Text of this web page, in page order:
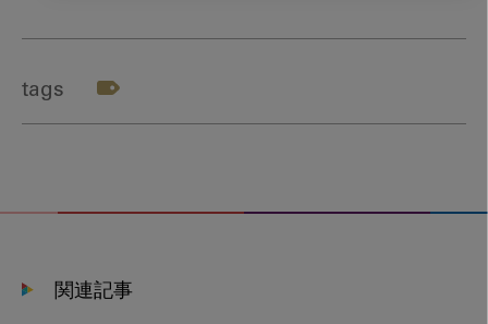
tags
関連記事